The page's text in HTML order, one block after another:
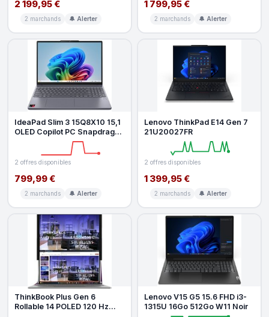
2 199,95 €
2 marchands 🔔 Alerter
1 799,95 €
2 marchands 🔔 Alerter
IdeaPad Slim 3 15Q8X10 15,1
OLED Copilot PC Snapdragon
X 24 Go RAM 1 To SSD Grey
2 offres disponibles
799,99 €
2 marchands 🔔 Alerter
Lenovo ThinkPad E14 Gen 7
21U20027FR
2 offres disponibles
1 399,95 €
2 marchands 🔔 Alerter
ThinkBook Plus Gen 6
Rollable 14 POLED 120 Hz
Lenovo V15 G5 15.6 FHD i3-
1315U 16Go 512Go W11 Noir